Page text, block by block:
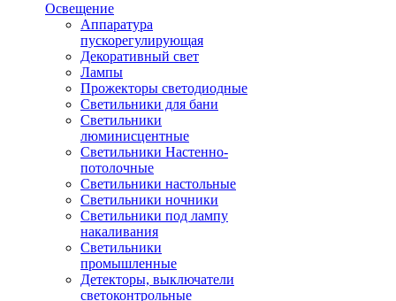
Освещение
Аппаратура
пускорегулирующая
Декоративный свет
Лампы
Прожекторы светодиодные
Светильники для бани
Светильники
люминисцентные
Светильники Настенно-
потолочные
Светильники настольные
Светильники ночники
Светильники под лампу
накаливания
Светильники
промышленные
Детекторы, выключатели
светоконтрольные